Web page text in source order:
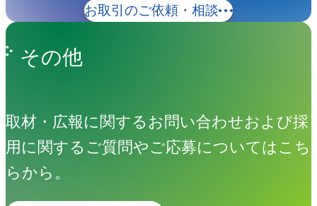
お取引のご依頼・相談
その他
取材・広報に関するお問い合わせおよび採
用に関するご質問やご応募についてはこち
らから。